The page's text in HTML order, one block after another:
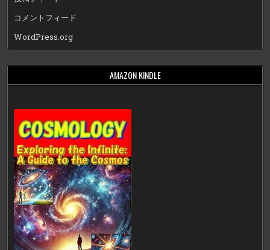
コメントフィード
WordPress.org
AMAZON KINDLE